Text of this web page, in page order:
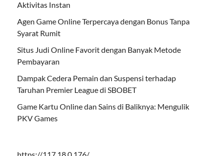
Aktivitas Instan
Agen Game Online Terpercaya dengan Bonus Tanpa
Syarat Rumit
Situs Judi Online Favorit dengan Banyak Metode
Pembayaran
Dampak Cedera Pemain dan Suspensi terhadap
Taruhan Premier League di SBOBET
Game Kartu Online dan Sains di Baliknya: Mengulik
PKV Games
https://117.18.0.176/